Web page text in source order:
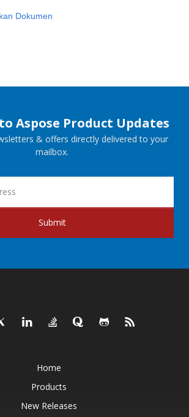
Dokumen
Aspose Product Updates
& offers directly delivered to your
mailbox.
Submit
Home
Products
New Releases